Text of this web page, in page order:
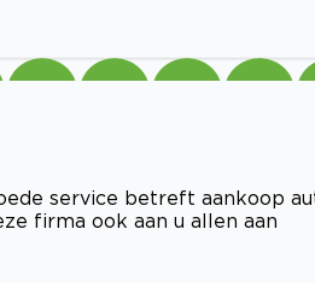
service betreft aankoop
firma ook aan u allen aan